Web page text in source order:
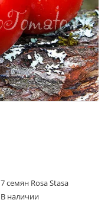
7 семян Rosa Stasa
В наличии